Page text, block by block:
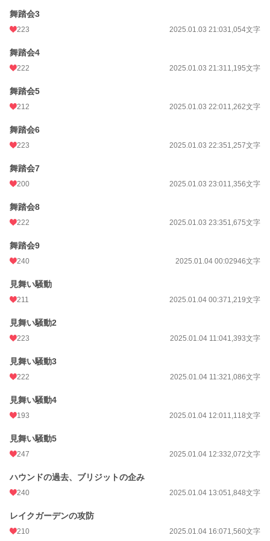
舞踏会3
223 2025.01.03 21:031,054文字
舞踏会4
222 2025.01.03 21:311,195文字
舞踏会5
212 2025.01.03 22:011,262文字
舞踏会6
223 2025.01.03 22:351,257文字
舞踏会7
200 2025.01.03 23:011,356文字
舞踏会8
222 2025.01.03 23:351,675文字
舞踏会9
240 2025.01.04 00:02946文字
見舞い騒動
211 2025.01.04 00:371,219文字
見舞い騒動2
223 2025.01.04 11:041,393文字
見舞い騒動3
222 2025.01.04 11:321,086文字
見舞い騒動4
193 2025.01.04 12:011,118文字
見舞い騒動5
247 2025.01.04 12:332,072文字
ハウンドの過去、ブリジットの企み
240 2025.01.04 13:051,848文字
レイクガーデンの攻防
210 2025.01.04 16:071,560文字